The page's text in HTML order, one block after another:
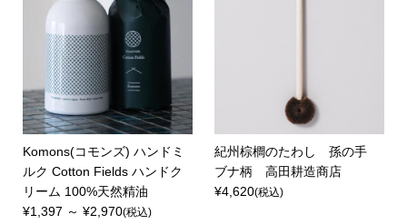
Komons(コモンズ) ハンドミ
ルク Cotton Fields ハンドク
リーム 100%天然精油
¥1,397 ～ ¥2,970(税込)
紀州棕櫚のたわし 孫の手
ブナ柄 高田耕造商店
¥4,620(税込)